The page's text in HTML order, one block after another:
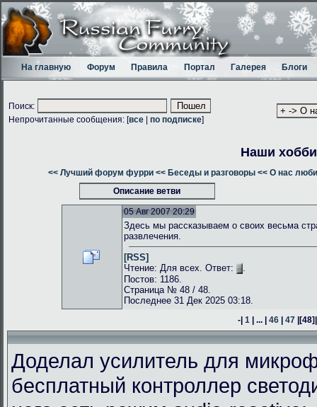
На главную Форум Правила Портал Галерея Блоги
Поиск:
Непрочитанные сообщения: [все по подписке]
Наши хобби
<< Лучший форум фурри << Беседы и разговоры << О нас
Описание ветви
05 Авг 2007 20:29
Здесь мы рассказываем о своих весьма
развлечения.
[RSS]
Чтение: Для всех. Ответ:
.
Постов: 1186.
Страница № 48 / 48.
Последнее 31 Дек 2025 03:18.
-| 1 | ... | 46 | 47 |[48]
Доделал усилитель для
бесплатный контроллер